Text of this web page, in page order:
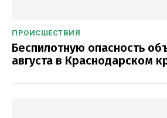
ПРОИСШЕСТВИЯ
Беспилотную опасность
августа в Краснодарском